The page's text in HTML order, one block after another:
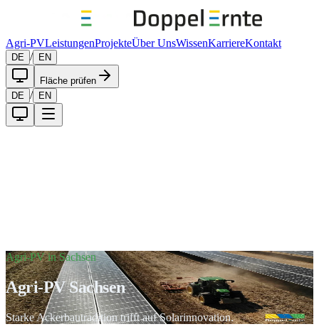
Agri-PVLeistungenProjekteÜber UnsWissenKarriereKontakt
DE / EN
Fläche prüfen
DE / EN
Agri-PV in Sachsen
Agri-PV Sachsen
Starke Ackerbautradition trifft auf Solarinnovation.